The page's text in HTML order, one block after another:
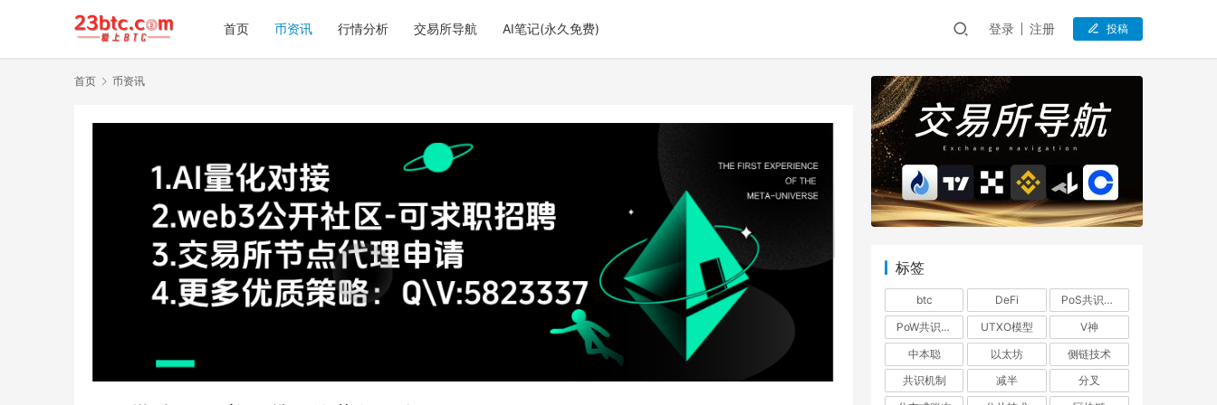
首页 币资讯 行情分析 交易所导航 AI笔记(永久免费) 登录 注册 投稿
首页 币资讯
标签
btc DeFi
PoS共识机制
PoW共识机制
UTXO模型
V神
中本聪
以太坊
侧链技术
共识机制
减半
分叉